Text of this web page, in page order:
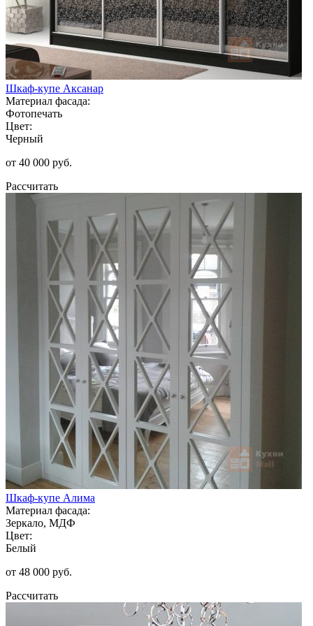
Шкаф-купе Аксанар
Материал фасада:
Фотопечать
Цвет:
Черный
от 40 000 руб.
Рассчитать
Шкаф-купе Алима
Материал фасада:
Зеркало, МДФ
Цвет:
Белый
от 48 000 руб.
Рассчитать